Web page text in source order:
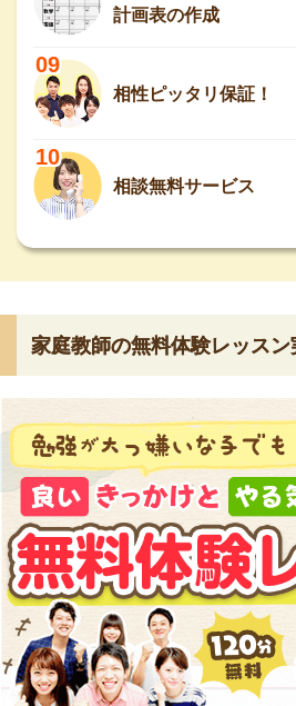
計画表の作成
09
相性ピッタリ保証！
10
相談無料サービス
家庭教師の無料体験レッスン